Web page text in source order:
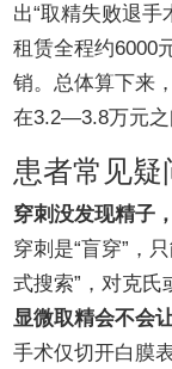
出“取精失败退手
租赁全程约6000
销。总体算下来
在3.2—3.8万元之
患者常见
穿刺没发现精子
穿刺是“盲穿”，
式搜索”，对克氏
显微取精会不会
手术仅切开白膜